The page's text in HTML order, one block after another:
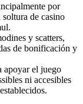
por
de casino
y scatters,
de bonificación y
apoyar el juego
ni accesibles